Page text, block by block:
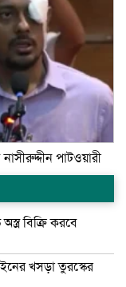
পাটওয়ারী
বিক্রি করবে
খসড়া তুরস্কের